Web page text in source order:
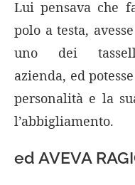
Lui pensava che
polo a testa,
uno dei
azienda, ed
personalità e la
l’abbigliamento.
ed AVEVA